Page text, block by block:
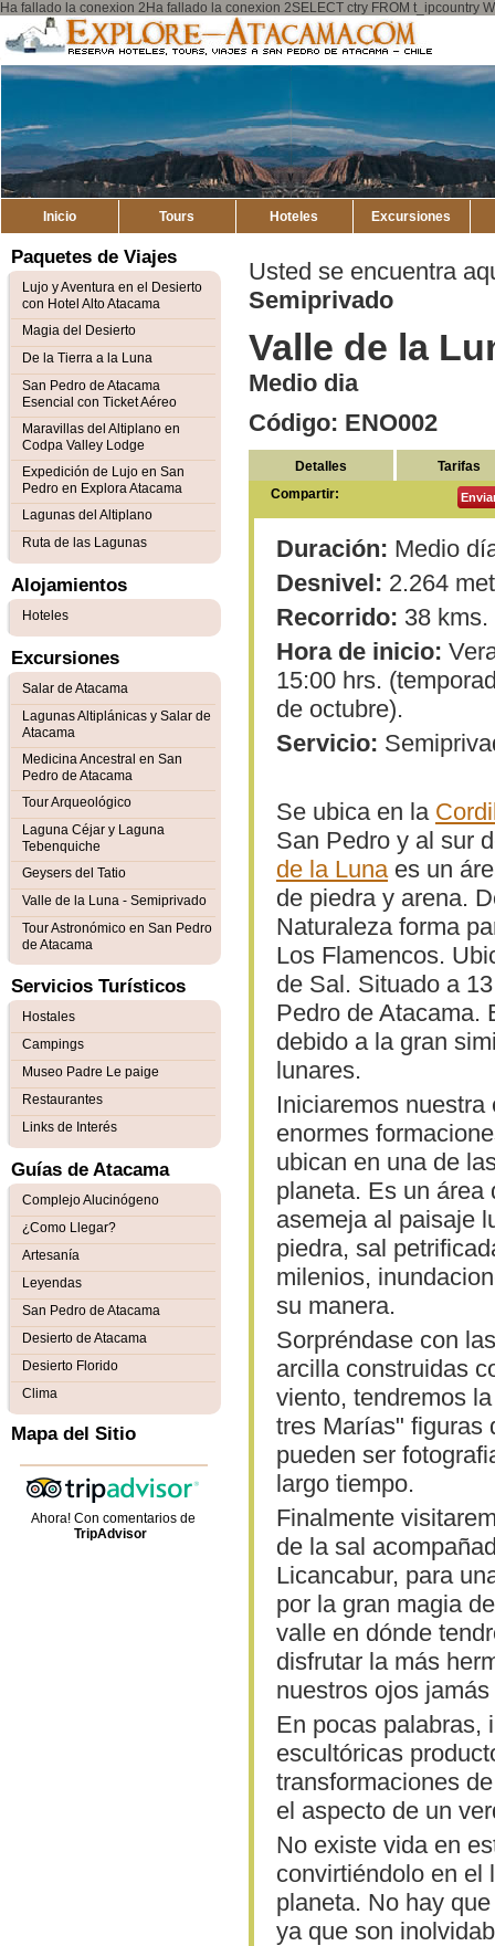
Ha fallado la conexion 2Ha fallado la conexion 2SELECT ctry FROM t_ipcountry
Mapa del Sitio
Inicio Tours Hoteles Excursiones
Usted se encuentra
Semiprivado
Valle de la
Medio dia
Código: ENO002
Detalles
Tarifas
Compartir:
Duración: Medio
Desnivel: 2.264
Recorrido: 38 kms.
Hora de inicio:
15:00 hrs.
de octubre).
Servicio:
Se ubica en la
San Pedro y al sur
de la Lunaes un
de piedra y arena.
Naturaleza forma
Los Flamencos.
de Sal. Situado a
Pedro de Atacama.
debido a la gran
lunares.
Iniciaremos
enormes
ubican en una de
planeta. Es un área
asemeja al paisaje
piedra, sal
milenios,
su manera.
Sorpréndase con
arcilla construidas
viento, tendremos
tres Marías" figuras
pueden ser
largo tiempo.
Finalmente
de la sal
Licancabur, para
por la gran magia
valle en dónde
disfrutar la más
nuestros ojos
En pocas palabras,
escultóricas
transformaciones
el aspecto de un
No existe vida en
convirtiéndolo en el
planeta. No hay
ya que son
Paquetes de Viajes
Lujo y Aventura en el Desierto
con Hotel Alto Atacama
Magia del Desierto
De la Tierra a la Luna
San Pedro de Atacama
Esencial con Ticket Aéreo
Maravillas del Altiplano en
Codpa Valley Lodge
Expedición de Lujo en San
Pedro en Explora Atacama
Lagunas del Altiplano
Ruta de las Lagunas
Alojamientos
Hoteles
Excursiones
Salar de Atacama
Lagunas Altiplánicas y Salar de
Atacama
Medicina Ancestral en San
Pedro de Atacama
Tour Arqueológico
Laguna Céjar y Laguna
Tebenquiche
Geysers del Tatio
Valle de la Luna - Semiprivado
Tour Astronómico en San Pedro
de Atacama
Servicios Turísticos
Hostales
Campings
Museo Padre Le paige
Restaurantes
Links de Interés
Guías de Atacama
Complejo Alucinógeno
¿Como Llegar?
Artesanía
Leyendas
San Pedro de Atacama
Desierto de Atacama
Desierto Florido
Clima
Mapa del Sitio
Ahora! Con comentarios de
TripAdvisor